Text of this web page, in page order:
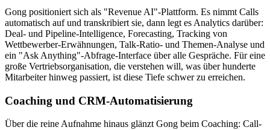
Gong positioniert sich als "Revenue AI"-Plattform. Es nimmt Calls
automatisch auf und transkribiert sie, dann legt es Analytics darüber:
Deal- und Pipeline-Intelligence, Forecasting, Tracking von
Wettbewerber-Erwähnungen, Talk-Ratio- und Themen-Analyse und
ein "Ask Anything"-Abfrage-Interface über alle Gespräche. Für eine
große Vertriebsorganisation, die verstehen will, was über hunderte
Mitarbeiter hinweg passiert, ist diese Tiefe schwer zu erreichen.
Coaching und CRM-Automatisierung
Über die reine Aufnahme hinaus glänzt Gong beim Coaching: Call-